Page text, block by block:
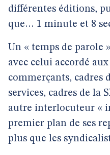
différentes éditions,
que… 1 minute et 8
Un « temps de parole
avec celui accordé
commerçants, cadres
services, cadres de la
autre interlocuteur «
premier plan de ses
plus que les